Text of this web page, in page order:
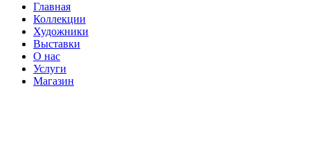
Главная
Коллекции
Художники
Выставки
О нас
Услуги
Магазин